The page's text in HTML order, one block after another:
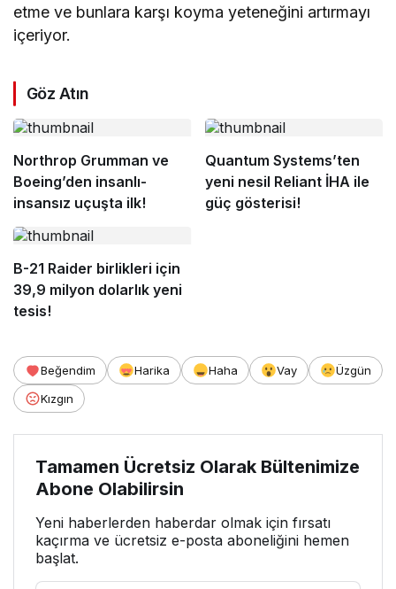
etme ve bunlara karşı koyma yeteneğini artırmayı
içeriyor.
Göz Atın
Northrop Grumman ve
Boeing’den insanlı-
insansız uçuşta ilk!
Quantum Systems’ten
yeni nesil Reliant İHA ile
güç gösterisi!
B-21 Raider birlikleri için
39,9 milyon dolarlık yeni
tesis!
Beğendim Harika Haha Vay
Üzgün
Kızgın
Tamamen Ücretsiz Olarak Bültenimize
Abone Olabilirsin
Yeni haberlerden haberdar olmak için fırsatı
kaçırma ve ücretsiz e-posta aboneliğini hemen
başlat.